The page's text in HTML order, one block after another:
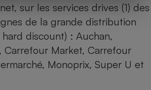
sur les services drives (1) des
de la grande distribution
discount) : Auchan,
Carrefour Market, Carrefour
Monoprix, Super U et